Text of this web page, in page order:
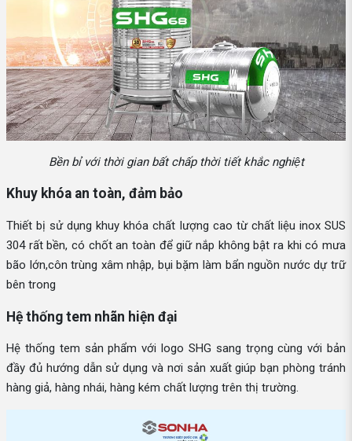
Bền bỉ với thời gian bất chấp thời tiết khắc nghiệt
Khuy khóa an toàn, đảm bảo
Thiết bị sử dụng khuy khóa chất lượng cao từ chất liệu inox SUS
304 rất bền, có chốt an toàn để giữ nắp không bật ra khi có mưa
bão lớn,côn trùng xâm nhập, bụi bặm làm bẩn nguồn nước dự trữ
bên trong
Hệ thống tem nhãn hiện đại
Hệ thống tem sản phẩm với logo SHG sang trọng cùng với bản
đầy đủ hướng dẫn sử dụng và nơi sản xuất giúp bạn phòng tránh
hàng giả, hàng nhái, hàng kém chất lượng trên thị trường.